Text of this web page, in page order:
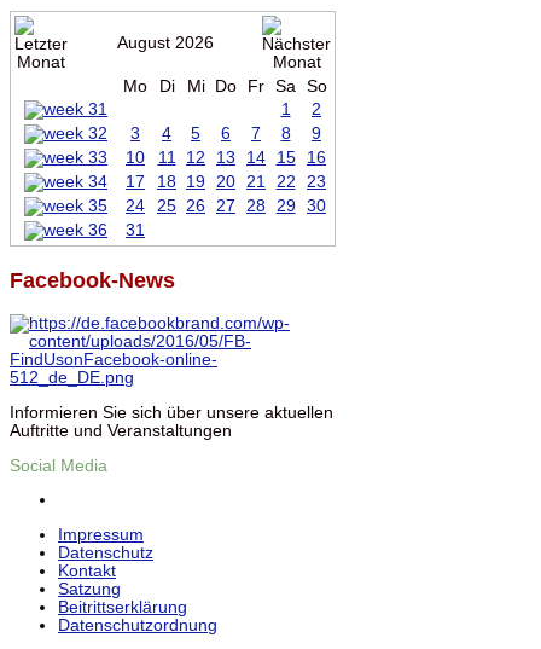
August 2026
Mo Di Mi Do Fr Sa So
1
2
3
4 5 6 7 8
9
10
11 12 13 14 15
16
17
18 19 20 21 22
23
24
25 26 27 28 29
30
31
Facebook-News
Informieren Sie sich über unsere aktuellen
Auftritte und Veranstaltungen
Social Media
Impressum
Datenschutz
Kontakt
Satzung
Beitrittserklärung
Datenschutzordnung